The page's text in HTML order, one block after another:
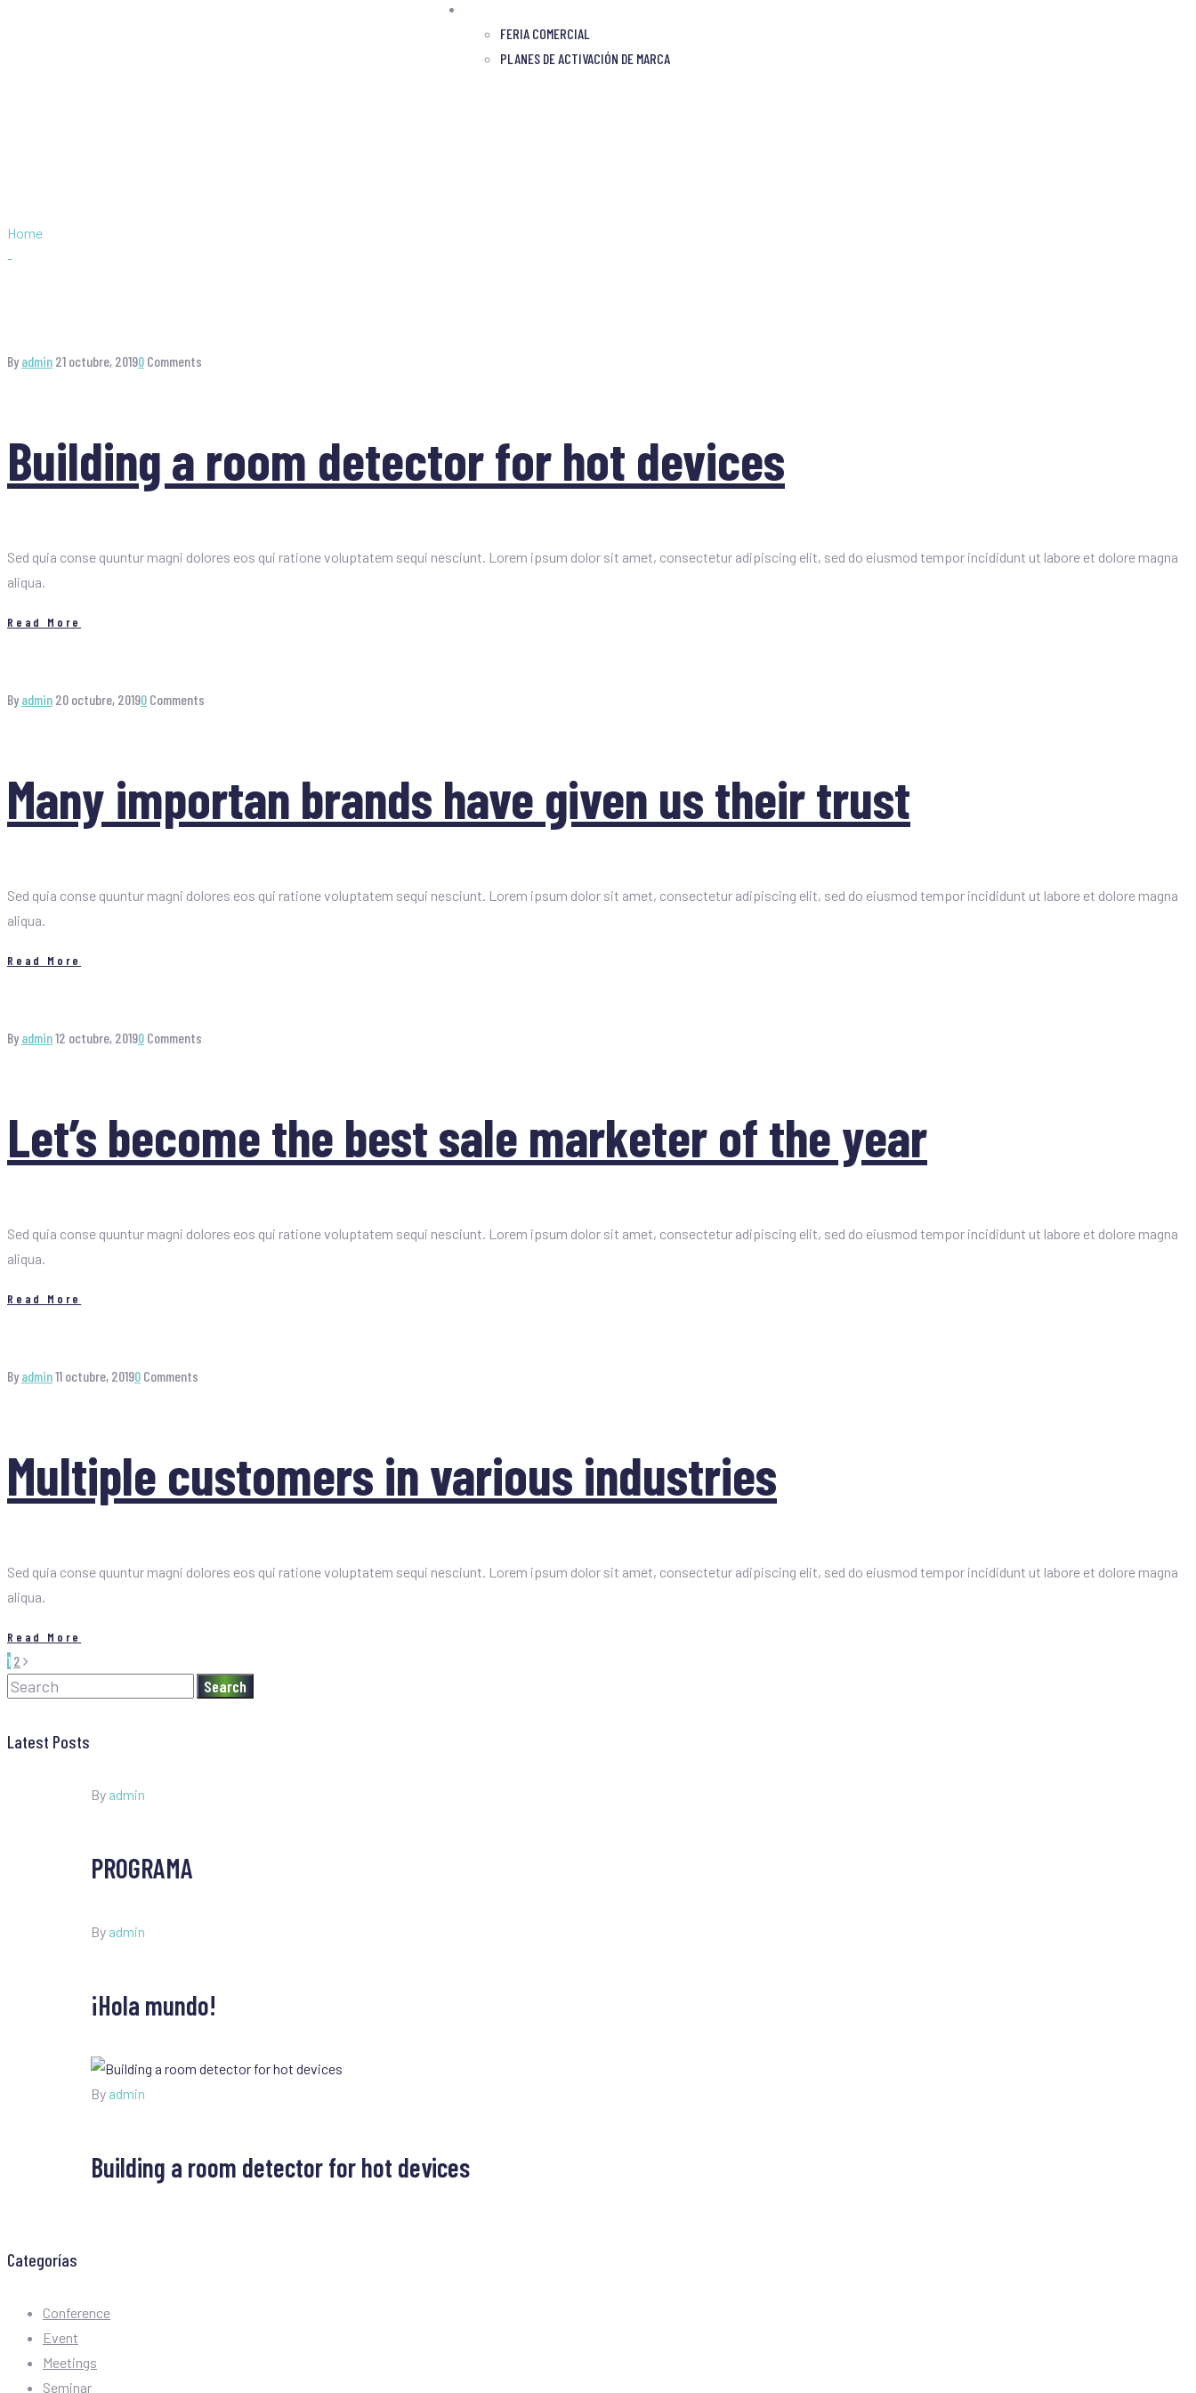
FERIA COMERCIAL
PLANES DE ACTIVACIÓN DE MARCA
Home
-
Byadmin 21 octubre, 20190 Comments
Building a room detector for hot devices
Sed quia conse quuntur magni dolores eos qui ratione voluptatem sequi nesciunt. Lorem ipsum dolor sit amet, consectetur adipiscing elit, sed do eiusmod tempor incididunt ut labore et dolore magna
aliqua.
Read More
Byadmin 20 octubre, 20190 Comments
Many importan brands have given us their trust
Sed quia conse quuntur magni dolores eos qui ratione voluptatem sequi nesciunt. Lorem ipsum dolor sit amet, consectetur adipiscing elit, sed do eiusmod tempor incididunt ut labore et dolore magna
aliqua.
Read More
Byadmin12 octubre, 20190 Comments
Let’s become the best sale marketer of the year
Sed quia conse quuntur magni dolores eos qui ratione voluptatem sequi nesciunt. Lorem ipsum dolor sit amet, consectetur adipiscing elit, sed do eiusmod tempor incididunt ut labore et dolore magna
aliqua.
Read More
Byadmin11 octubre, 20190 Comments
Multiple customers in various industries
Sed quia conse quuntur magni dolores eos qui ratione voluptatem sequi nesciunt. Lorem ipsum dolor sit amet, consectetur adipiscing elit, sed do eiusmod tempor incididunt ut labore et dolore magna
aliqua.
Read More
1 2
Search
Latest Posts
By admin
PROGRAMA
By admin
¡Hola mundo!
By admin
Building a room detector for hot devices
Categorías
Conference
Event
Meetings
Seminar